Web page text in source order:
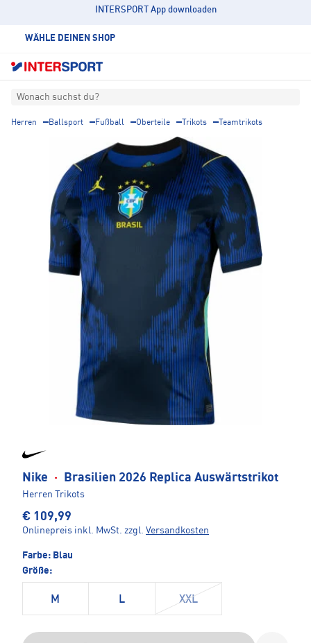
INTERSPORT App downloaden
WÄHLE DEINEN SHOP
Wonach suchst du?
Herren Ballsport Fußball Oberteile Trikots Teamtrikots
Nike · Brasilien 2026 Replica Auswärtstrikot
Herren Trikots
€ 109,99
Onlinepreis inkl. MwSt. zzgl. Versandkosten
Farbe: Blau
Größe:
M L XXL